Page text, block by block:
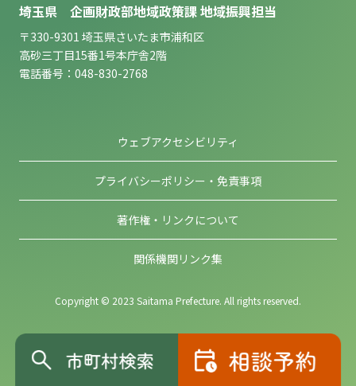
埼玉県 企画財政部地域政策課 地域振興担当
〒330-9301 埼玉県さいたま市浦和区
高砂三丁目15番1号本庁舎2階
電話番号：048-830-2768
ウェブアクセシビリティ
プライバシーポリシー・免責事項
著作権・リンクについて
関係機関リンク集
Copyright © 2023 Saitama Prefecture. All rights reserved.